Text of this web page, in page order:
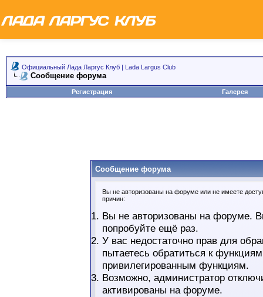
Официальный Лада Ларгус Клуб | Lada Largus Club
Сообщение форума
Регистрация Галерея
Сообщение форума
Вы не авторизованы на форуме или не имеете
причин:
Вы не авторизованы на форуме.
попробуйте ещё раз.
У вас недостаточно прав для
пытаетесь обратиться к
привилегированным функциям.
Возможно, администратор
активированы на форуме.